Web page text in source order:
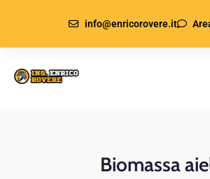
info@enricorovere.it
Biomassa